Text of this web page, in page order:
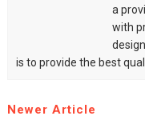
a
with
is to provide the best
Newer Article